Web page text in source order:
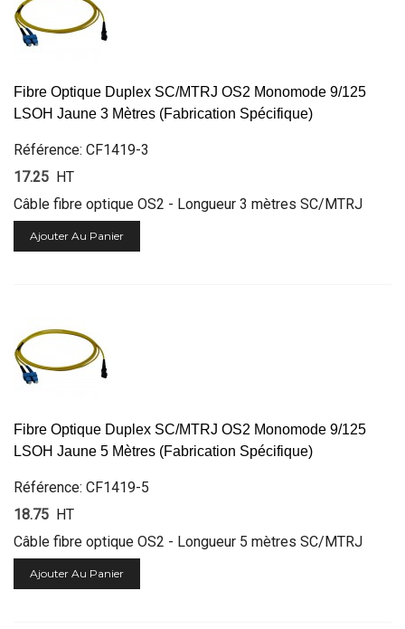
Fibre Optique Duplex SC/MTRJ OS2 Monomode 9/125
LSOH Jaune 3 Mètres (Fabrication Spécifique)
Référence: CF1419-3
17.25 HT
Câble fibre optique OS2 - Longueur 3 mètres SC/MTRJ
Ajouter Au Panier
Fibre Optique Duplex SC/MTRJ OS2 Monomode 9/125
LSOH Jaune 5 Mètres (Fabrication Spécifique)
Référence: CF1419-5
18.75 HT
Câble fibre optique OS2 - Longueur 5 mètres SC/MTRJ
Ajouter Au Panier